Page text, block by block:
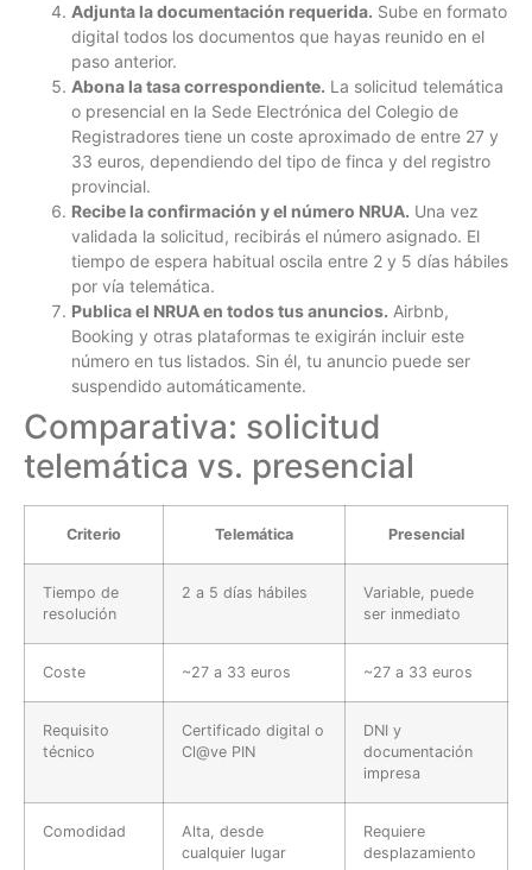
Adjunta la documentación requerida. Sube en formato
digital todos los documentos que hayas reunido en el
paso anterior.
Abona la tasa correspondiente. La solicitud telemática
o presencial en la Sede Electrónica del Colegio de
Registradores tiene un coste aproximado de entre 27 y
33 euros, dependiendo del tipo de finca y del registro
provincial.
Recibe la confirmación y el número NRUA. Una vez
validada la solicitud, recibirás el número asignado. El
tiempo de espera habitual oscila entre 2 y 5 días hábiles
por vía telemática.
Publica el NRUA en todos tus anuncios. Airbnb,
Booking y otras plataformas te exigirán incluir este
número en tus listados. Sin él, tu anuncio puede ser
suspendido automáticamente.
Comparativa: solicitud
telemática vs. presencial
Criterio Telemática Presencial
Tiempo de
resolución
2 a 5 días hábiles
Variable, puede
ser inmediato
Coste ~27 a 33 euros ~27 a 33 euros
Requisito
técnico
Certificado digital o
Cl@ve PIN
DNI y
documentación
impresa
Comodidad
Alta, desde
cualquier lugar
Requiere
desplazamiento